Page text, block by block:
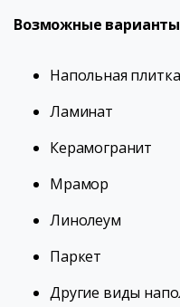
Возможные
Напольная плитка
Ламинат
Керамогранит
Мрамор
Линолеум
Паркет
Другие виды